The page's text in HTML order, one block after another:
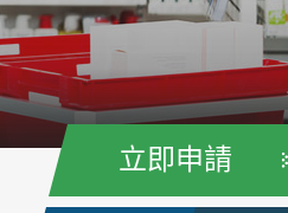
立即申請